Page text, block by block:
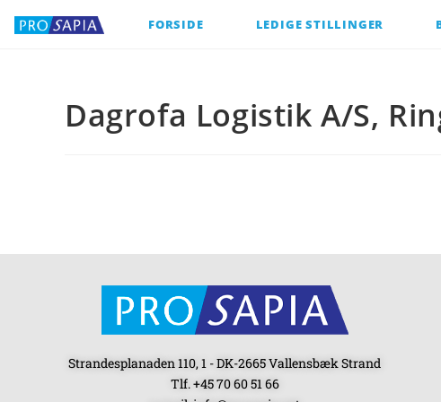
FORSIDE LEDIGE STILLINGER
Dagrofa Logistik A/S,
Strandesplanaden 110, 1 - DK-2665 Vallensbæk Strand
Tlf. +45 70 60 51 66